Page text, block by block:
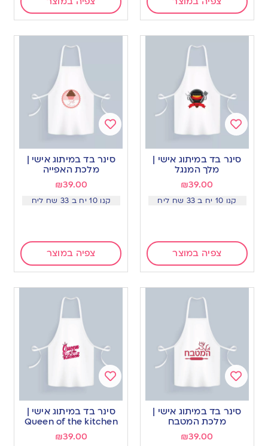
to
wishlist
סינר בד במיתוג אישי |
מלך המנגל
₪39.00
קנו 10 יח ב 33 שח ליח
צפיה במוצר
to
wishlist
סינר בד במיתוג אישי |
מלכת האפייה
₪39.00
קנו 10 יח ב 33 שח ליח
צפיה במוצר
to
wishlist
סינר בד במיתוג אישי |
מלכת המטבח
₪39.00
to
wishlist
סינר בד במיתוג אישי |
Queen of the kitchen
₪39.00